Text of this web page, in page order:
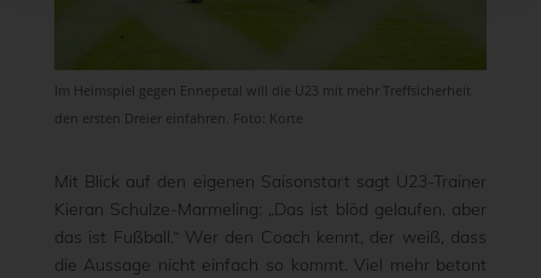
Im Heimspiel gegen Ennepetal will die U23 mit mehr Treffsicherheit
den ersten Dreier einfahren. Foto: Korte
Mit Blick auf den eigenen Saisonstart sagt U23-Trainer
Kieran Schulze-Marmeling: „Das ist blöd gelaufen, aber
das ist Fußball.“ Wer den Coach kennt, der weiß, dass
die Aussage nicht einfach so kommt. Viel mehr betont